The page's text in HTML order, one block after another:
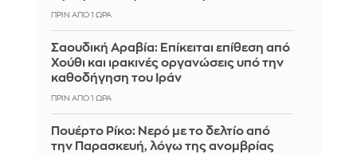
ΠΡΙΝ ΑΠΌ 1 ΏΡΑ
Σαουδική Αραβία: Επίκειται επίθεση από
Χούθι και ιρακινές οργανώσεις υπό την
καθοδήγηση του Ιράν
ΠΡΙΝ ΑΠΌ 1 ΏΡΑ
Πουέρτο Ρίκο: Νερό με το δελτίο από
την Παρασκευή, λόγω της ανομβρίας